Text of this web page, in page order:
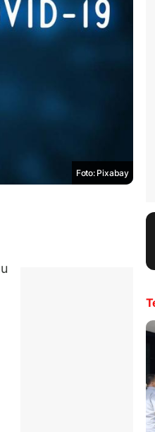
Foto: Pixabay